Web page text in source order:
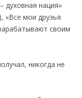
духовная нация»
«Все мои друзья
своим
никогда не